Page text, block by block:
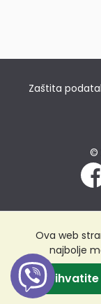
Zaštita
©
Ova web
najbolje